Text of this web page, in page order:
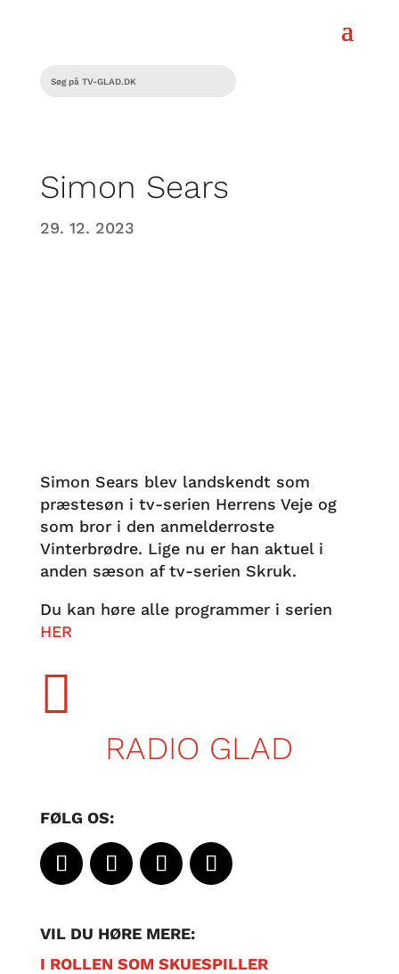
Simon Sears
29. 12. 2023
Simon Sears blev landskendt som
præstesøn i tv-serien Herrens Veje og
som bror i den anmelderroste
Vinterbrødre. Lige nu er han aktuel i
anden sæson af tv-serien Skruk.
Du kan høre alle programmer i serien
HER

RADIO GLAD
FØLG OS:
VIL DU HØRE MERE:
I ROLLEN SOM SKUESPILLER